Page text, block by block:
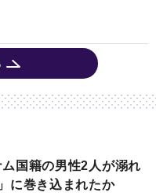
国籍の男性2人が溺れ
に巻き込まれたか